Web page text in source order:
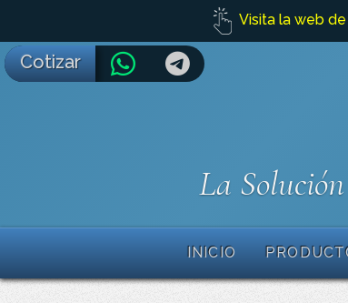
Visita la web
La
INICIO
Cotizar